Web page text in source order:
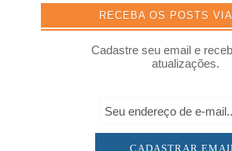
RECEBA OS POSTS
Cadastre seu email e
atualizações.